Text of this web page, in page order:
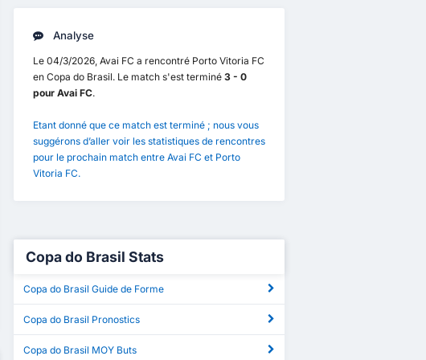
Analyse
Le 04/3/2026, Avai FC a rencontré Porto Vitoria FC
en Copa do Brasil. Le match s'est terminé 3 - 0
pour Avai FC.
Etant donné que ce match est terminé ; nous vous
suggérons d’aller voir les statistiques de rencontres
pour le prochain match entre Avai FC et Porto
Vitoria FC.
Copa do Brasil Stats
Copa do Brasil Guide de Forme
Copa do Brasil Pronostics
Copa do Brasil MOY Buts